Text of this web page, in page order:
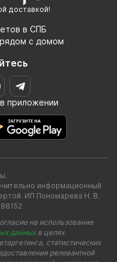
доставкой!
в СПБ
с домом
приложении
информационный
ИП Пономарева Н. В.
на использование
данныхв целях
статистических
релевантной